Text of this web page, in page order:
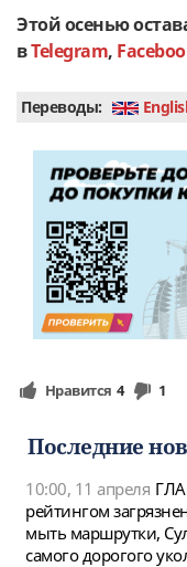
Этой осенью
вTelegram,
Переводы:
Нравится 4 1
Последние
10:00, 11 апреля
рейтингом
мыть маршрутки,
самого дорогого